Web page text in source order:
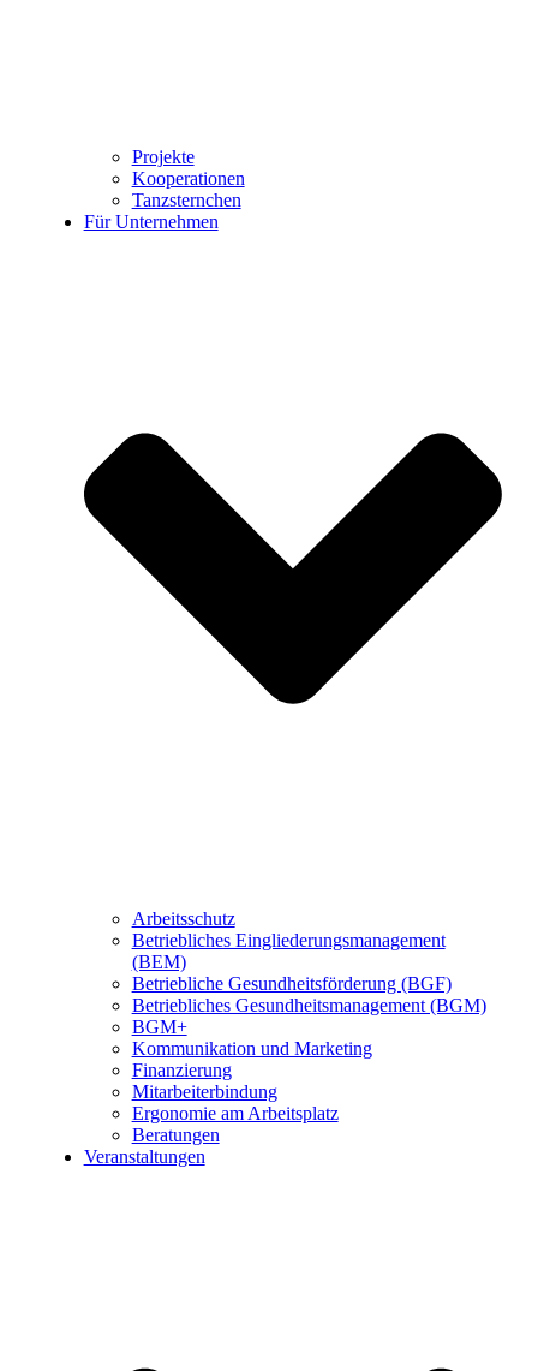
Projekte
Kooperationen
Tanzsternchen
Für Unternehmen
Arbeitsschutz
Betriebliches Eingliederungsmanagement
(BEM)
Betriebliche Gesundheitsförderung (BGF)
Betriebliches Gesundheitsmanagement (BGM)
BGM+
Kommunikation und Marketing
Finanzierung
Mitarbeiterbindung
Ergonomie am Arbeitsplatz
Beratungen
Veranstaltungen